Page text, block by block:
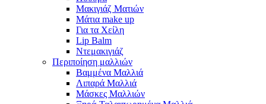
Μακιγιάζ Ματιών
Μάτια make up
Για τα Χείλη
Lip Balm
Ντεμακιγιάζ
Περιποίηση μαλλιών
Βαμμένα Μαλλιά
Λιπαρά Μαλλιά
Μάσκες Μαλλιών